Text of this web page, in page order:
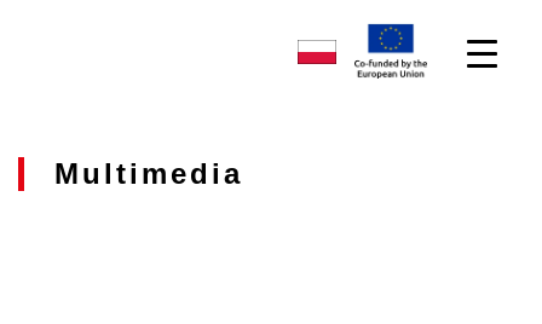
Multimedia